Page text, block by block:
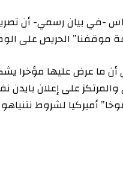
-في بيان رسمي- أن
الحريص على
ما عرض عليها مؤخرا
على إعلان بايدن
أميركيا لشروط